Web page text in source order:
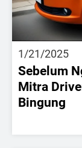
1/21/2025
Sebelum
Mitra
Bingung